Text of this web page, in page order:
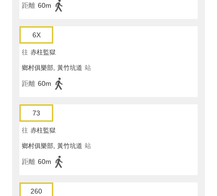
距離 60m
6X
往 赤柱監獄
鄉村俱樂部, 黃竹坑道 站
距離 60m
73
往 赤柱監獄
鄉村俱樂部, 黃竹坑道 站
距離 60m
260